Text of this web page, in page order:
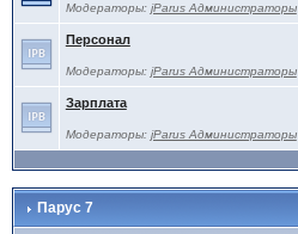
Модераторы: jParus Администраторы
Персонал
Модераторы: jParus Администраторы
Зарплата
Модераторы: jParus Администраторы
Парус 7